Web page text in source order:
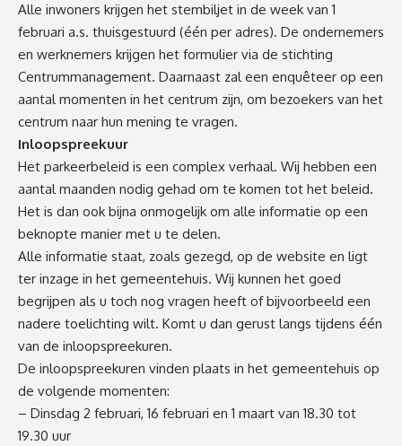
Alle inwoners krijgen het stembiljet in de week van 1
februari a.s. thuisgestuurd (één per adres). De ondernemers
en werknemers krijgen het formulier via de stichting
Centrummanagement. Daarnaast zal een enquêteer op een
aantal momenten in het centrum zijn, om bezoekers van het
centrum naar hun mening te vragen.
Inloopspreekuur
Het parkeerbeleid is een complex verhaal. Wij hebben een
aantal maanden nodig gehad om te komen tot het beleid.
Het is dan ook bijna onmogelijk om alle informatie op een
beknopte manier met u te delen.
Alle informatie staat, zoals gezegd, op de website en ligt
ter inzage in het gemeentehuis. Wij kunnen het goed
begrijpen als u toch nog vragen heeft of bijvoorbeeld een
nadere toelichting wilt. Komt u dan gerust langs tijdens één
van de inloopspreekuren.
De inloopspreekuren vinden plaats in het gemeentehuis op
de volgende momenten:
– Dinsdag 2 februari, 16 februari en 1 maart van 18.30 tot
19.30 uur